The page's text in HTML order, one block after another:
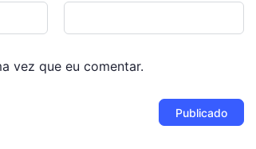
vez que eu comentar.